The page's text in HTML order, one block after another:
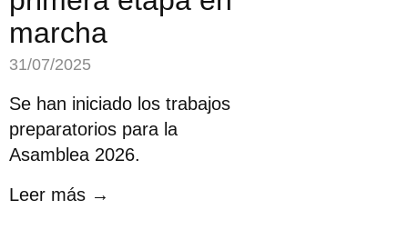
marcha
31/07/2025
Se han iniciado los trabajos
preparatorios para la
Asamblea 2026.
Leer más →